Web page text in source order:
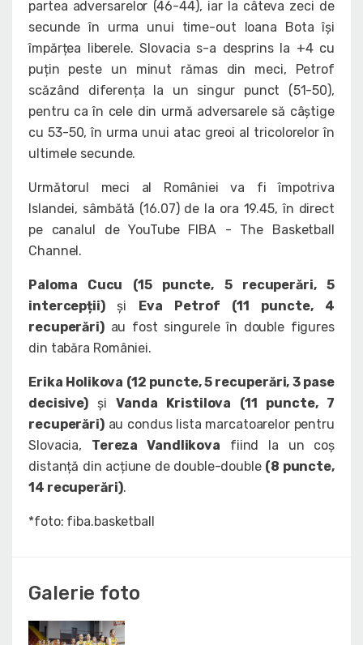
partea adversarelor (46-44), iar la câteva zeci de
secunde în urma unui time-out Ioana Bota își
împărțea liberele. Slovacia s-a desprins la +4 cu
puțin peste un minut rămas din meci, Petrof
scăzând diferența la un singur punct (51-50),
pentru ca în cele din urmă adversarele să câștige
cu 53-50, în urma unui atac greoi al tricolorelor în
ultimele secunde.
Următorul meci al României va fi împotriva
Islandei, sâmbătă (16.07) de la ora 19.45, în direct
pe canalul de YouTube FIBA - The Basketball
Channel.
Paloma Cucu (15 puncte, 5 recuperări, 5
intercepții)și Eva Petrof (11 puncte, 4
recuperări)au fost singurele în double figures
din tabăra României.
Erika Holikova (12 puncte, 5 recuperări, 3 pase
decisive) șiVanda Kristilova (11 puncte, 7
recuperări)au condus lista marcatoarelor pentru
Slovacia, Tereza Vandlikova fiind la un coș
distanță din acțiune de double-double (8 puncte,
14 recuperări).
*foto: fiba.basketball
Galerie foto